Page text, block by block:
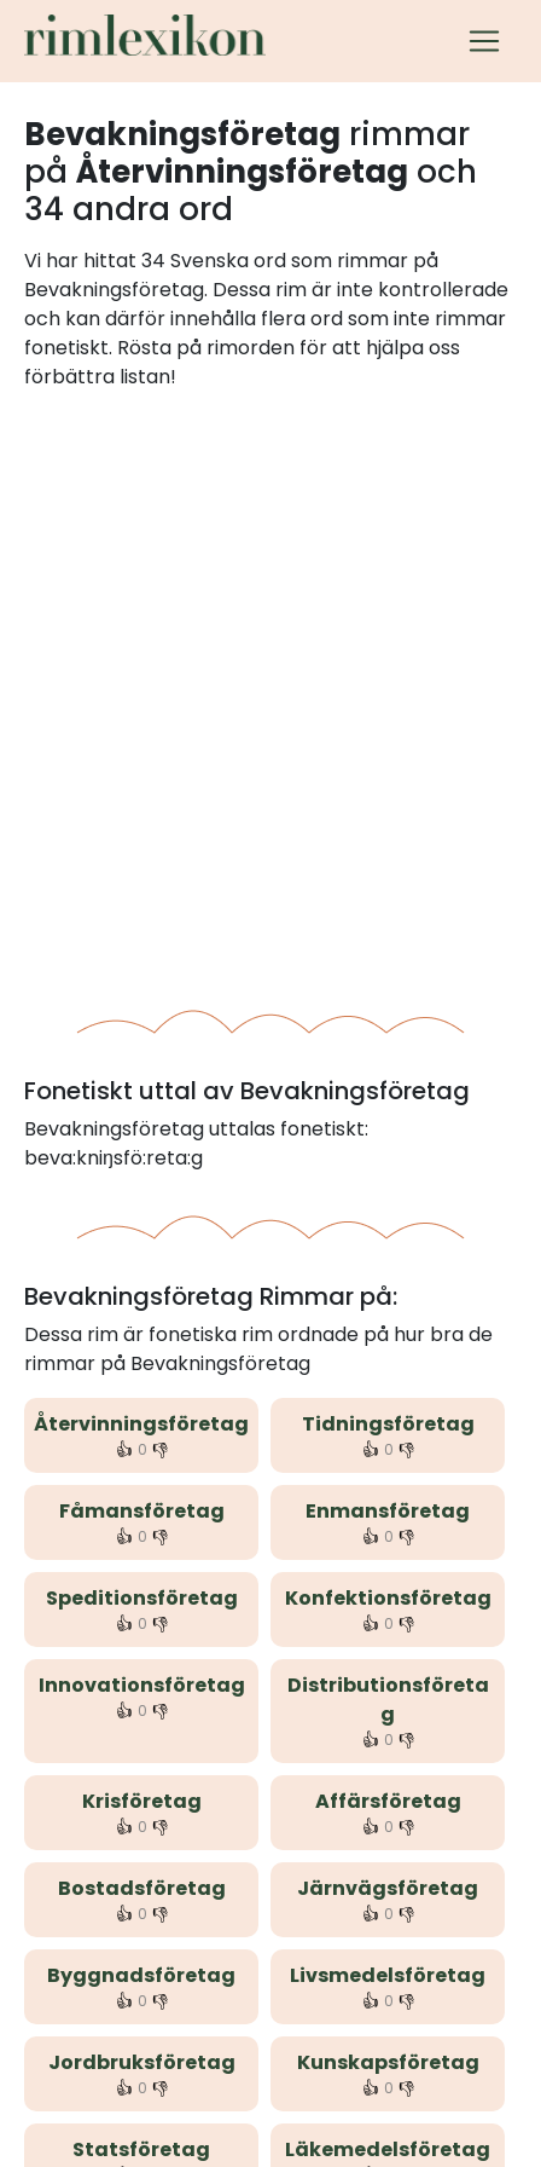
Bevakningsföretag rimmar
på Återvinningsföretag och
34 andra ord
Vi har hittat 34 Svenska ord som rimmar på
Bevakningsföretag. Dessa rim är inte kontrollerade
och kan därför innehålla flera ord som inte rimmar
fonetiskt. Rösta på rimorden för att hjälpa oss
förbättra listan!
Fonetiskt uttal av Bevakningsföretag
Bevakningsföretag uttalas fonetiskt:
beva:kniŋsfö:reta:g
Bevakningsföretag Rimmar på:
Dessa rim är fonetiska rim ordnade på hur bra de
rimmar på Bevakningsföretag
Återvinningsföretag
👍 0 👎
Tidningsföretag
👍 0 👎
Fåmansföretag
👍 0 👎
Enmansföretag
👍 0 👎
Speditionsföretag
👍 0 👎
Konfektionsföretag
👍 0 👎
Innovationsföretag
👍 0 👎
Distributionsföreta
g
👍 0 👎
Krisföretag
👍 0 👎
Affärsföretag
👍 0 👎
Bostadsföretag
👍 0 👎
Järnvägsföretag
👍 0 👎
Byggnadsföretag
👍 0 👎
Livsmedelsföretag
👍 0 👎
Jordbruksföretag
👍 0 👎
Kunskapsföretag
👍 0 👎
Statsföretag Läkemedelsföretag